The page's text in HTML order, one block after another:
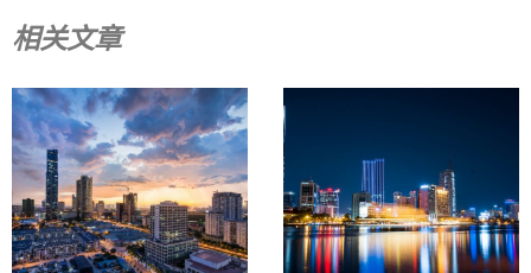
接触：邮箱: hangnga@coex.vn | 电话:
(+84) 937 432 414
关联：https://coffeeexpovietnam.com/
相关文章